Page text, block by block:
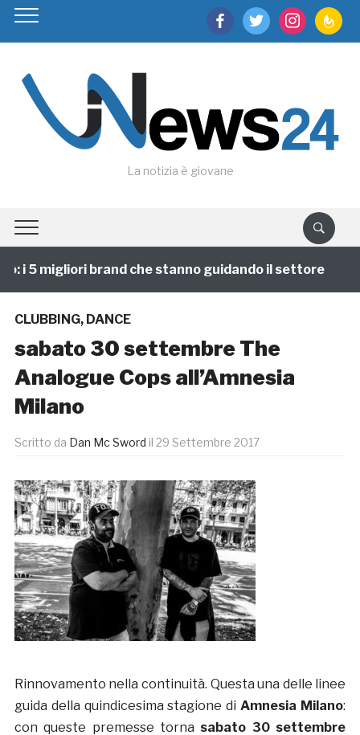
facebooktwitter instagram
La notizia è giovane
i 5 migliori brand che stanno guidando il settore
CLUBBING, DANCE
sabato 30 settembre The
Analogue Cops all’Amnesia
Milano
Scritto da Dan Mc Sword il 29 Settembre 2017
Rinnovamento nella continuità. Questa una delle linee
guida della quindicesima stagione diAmnesia Milano:
con queste premesse torna sabato 30 settembre